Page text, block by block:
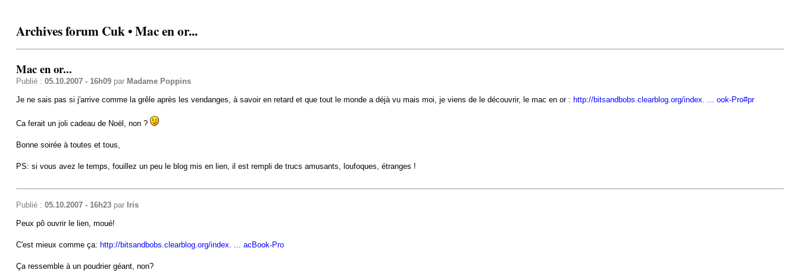
Archives forum Cuk • Mac en or...
Mac en or...
Publié : 05.10.2007 - 16h09par Madame Poppins
Je ne sais pas si j'arrive comme la grêle après les vendanges, à savoir en retard et que tout le monde a déjà vu mais moi, je viens de le découvrir, le mac en or : http://bitsandbobs.clearblog.org/index. ... ook-Pro#pr
Ca ferait un joli cadeau de Noël, non ?
Bonne soirée à toutes et tous,
PS: si vous avez le temps, fouillez un peu le blog mis en lien, il est rempli de trucs amusants, loufoques, étranges !
Publié : 05.10.2007 - 16h23par Iris
Peux pô ouvrir le lien, moué!
C'est mieux comme ça: http://bitsandbobs.clearblog.org/index. ... acBook-Pro
Ça ressemble à un poudrier géant, non?